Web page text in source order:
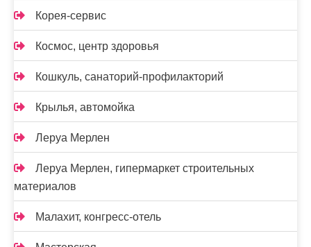
Корея-сервис
Космос, центр здоровья
Кошкуль, санаторий-профилакторий
Крылья, автомойка
Леруа Мерлен
Леруа Мерлен, гипермаркет строительных
материалов
Малахит, конгресс-отель